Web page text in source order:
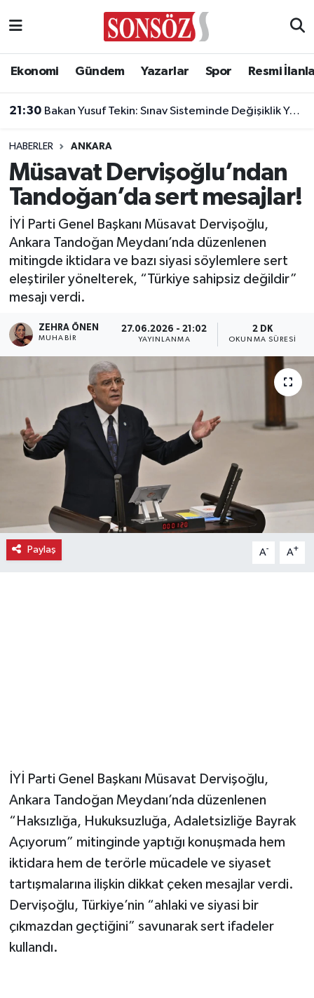
Ekonomi Gündem Yazarlar Spor Resmi
21:30 Bakan Yusuf Tekin: Sınav Sisteminde Değişiklik Yok, Sorular Yeni Müfredata Uygun Olacak
HABERLER ANKARA
Müsavat Dervişoğlu’ndan
Tandoğan’da sert mesajlar!
İYİ Parti Genel Başkanı Müsavat Dervişoğlu,
Ankara Tandoğan Meydanı’nda düzenlenen
mitingde iktidara ve bazı siyasi söylemlere sert
eleştiriler yönelterek, “Türkiye sahipsiz değildir”
mesajı verdi.
ZEHRA ÖNEN
MUHABIR
27.06.2026 - 21:02
YAYINLANMA
2 DK
OKUNMA SÜRESI
Paylaş A- A+
İYİ Parti Genel Başkanı Müsavat Dervişoğlu,
Ankara Tandoğan Meydanı’nda düzenlenen
“Haksızlığa, Hukuksuzluğa, Adaletsizliğe Bayrak
Açıyorum” mitinginde yaptığı konuşmada hem
iktidara hem de terörle mücadele ve siyaset
tartışmalarına ilişkin dikkat çeken mesajlar verdi.
Dervişoğlu, Türkiye’nin “ahlaki ve siyasi bir
çıkmazdan geçtiğini” savunarak sert ifadeler
kullandı.
Asayiş
Biyografi
Çevre
Diğer
Dünya
Eğitim
Ekonomi
Emlak
Gündem
Gurme
Haber
İlçe Haberleri
Siyaset
Sokak Hayvanlarını Sahiplendirme
Spor
Vasıta
Ankara Nöbetçi Eczaneler
Ankara Trafik Yoğunluk Haritası
Süper Lig Puan Durumu ve Fikstür
Tüm Manşetler
Son Dakika Haberleri
Haber Arşivi